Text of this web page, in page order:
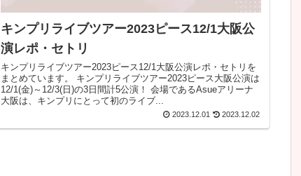
キンプリライブツアー2023ピース12/1大阪公
演レポ・セトリ
キンプリライブツアー2023ピース12/1大阪公演レポ・セトリを
まとめています。 キンプリライブツアー2023ピース大阪公演は
12/1(金)～12/3(日)の3日間計5公演！ 会場であるAsueアリーナ
大阪は、キンプリにとって初のライブ...
2023.12.01 2023.12.02